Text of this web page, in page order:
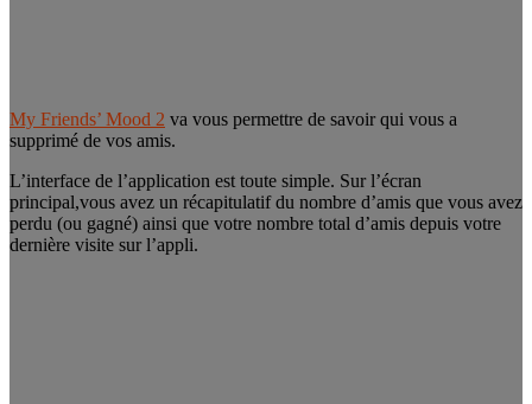
My Friends’ Mood 2 va vous permettre de savoir qui vous a
supprimé de vos amis.
L’interface de l’application est toute simple. Sur l’écran
principal,vous avez un récapitulatif du nombre d’amis que vous avez
perdu (ou gagné) ainsi que votre nombre total d’amis depuis votre
dernière visite sur l’appli.